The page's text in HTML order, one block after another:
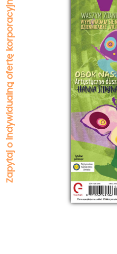
Zapytaj o indywidualną ofertę korporacyjną